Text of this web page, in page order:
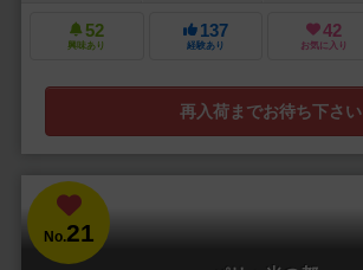
52
興味あり
137
経験あり
42
お気に入り
再入荷までお待ち下さい
No.21